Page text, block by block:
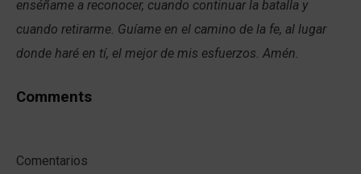
enséñame a reconocer, cuando continuar la batalla y
cuando retirarme. Guíame en el camino de la fe, al lugar
donde haré en tí, el mejor de mis esfuerzos. Amén.
Comments
Comentarios